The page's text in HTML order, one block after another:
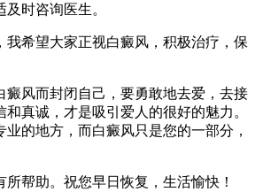
时咨询医生。
我希望大家正视白癜风，积极治疗，保
癜风而封闭自己，要勇敢地去爱，去接
真诚，才是吸引爱人的很好的魅力。
的地方，而白癜风只是您的一部分，
帮助。祝您早日恢复，生活愉快！